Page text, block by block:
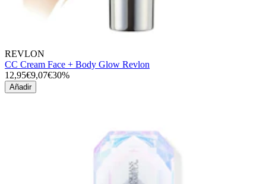
REVLON
CC Cream Face + Body Glow Revlon
12,95€9,07€30%
Añadir